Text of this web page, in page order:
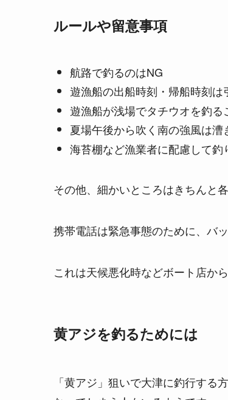
ルールや留意事項
航路で釣るのはNG
遊漁船の出船時刻・帰船時刻は
遊漁船が浅場でタチウオを釣
夏場午後から吹く南の強風は
海苔棚など漁業者に配慮して釣
その他、細かいところはきちんと
携帯電話は緊急事態のために、バ
これは天候悪化時などボート店か
黄アジを釣るためには
「黄アジ」狙いで大津に釣行す